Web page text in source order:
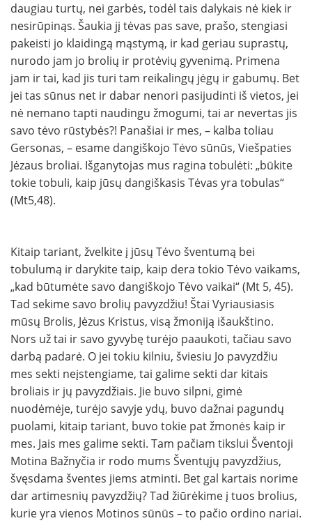
daugiau turtų, nei garbės, todėl tais dalykais nė kiek ir
nesirūpinąs. Šaukia jį tėvas pas save, prašo, stengiasi
pakeisti jo klaidingą mąstymą, ir kad geriau suprastų,
nurodo jam jo brolių ir protėvių gyvenimą. Primena
jam ir tai, kad jis turi tam reikalingų jėgų ir gabumų. Bet
jei tas sūnus net ir dabar nenori pasijudinti iš vietos, jei
nė nema­no tapti naudingu žmogumi, tai ar nevertas jis
savo tėvo rūstybės?! Panašiai ir mes, – kalba toliau
Gersonas, – esame dangiškojo Tėvo sūnūs, Viešpaties
Jėzaus broliai. Išganytojas mus ragina tobulėti: „būkite
tokie tobuli, kaip jūsų dangiškasis Tėvas yra tobulas“
(Mt5,48).
Kitaip tariant, žvelkite į jūsų Tėvo šventumą bei
tobulumą ir darykite taip, kaip dera tokio Tėvo vaikams,
„kad būtumėte savo dangiškojo Tėvo vaikai“ (Mt 5, 45).
Tad sekime savo brolių pavyzdžiu! Štai Vyriausiasis
mūsų Brolis, Jėzus Kristus, visą žmoniją išaukštino.
Nors už tai ir savo gyvybę turėjo paaukoti, tačiau savo
darbą padarė. O jei tokiu kilniu, šviesiu Jo pavyzdžiu
mes sekti neįstengiame, tai galime sekti dar ki­tais
broliais ir jų pavyzdžiais. Jie buvo silpni, gimė
nuodėmėje, turėjo savyje ydų, buvo dažnai pagundų
puolami, kitaip tariant, buvo tokie pat žmonės kaip ir
mes. Jais mes galime sekti. Tam pačiam tikslui Šventoji
Motina Baž­nyčia ir rodo mums Šventųjų pavyzdžius,
švęsdama šventes jiems atminti. Bet gal kartais norime
dar artimesnių pavyzdžių? Tad žiūrėkime į tuos brolius,
kurie yra vienos Motinos sūnūs – to pačio ordino nariai.